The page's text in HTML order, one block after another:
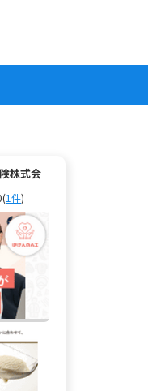
株式会
(1件)